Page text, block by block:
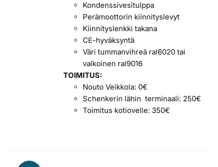
Kondenssivesitulppa
Perämoottorin kiinnityslevyt
Kiinnityslenkki takana
CE-hyväksyntä
Väri tummanvihreä ral6020 tai
valkoinen ral9016
TOIMITUS:
Nouto Veikkola: 0€
Schenkerin lähin terminaali: 250€
Toimitus kotiovelle: 350€